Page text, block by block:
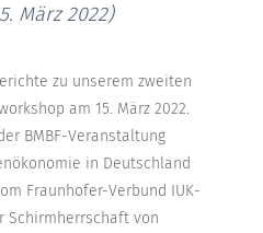
März 2022)
zu unserem zweiten
am 15. März 2022.
BMBF-Veranstaltung
in Deutschland
Fraunhofer-Verbund IUK-
Schirmherrschaft von